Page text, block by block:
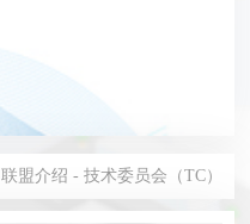
联盟介绍 - 技术委员会（TC）